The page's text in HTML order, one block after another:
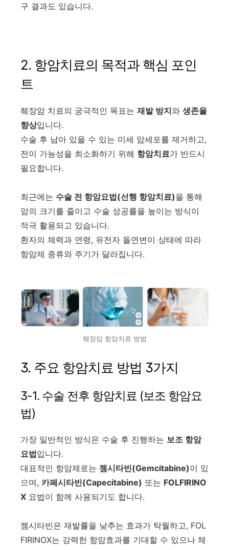
구 결과도 있습니다.
2. 항암치료의 목적과 핵심 포인
트
췌장암 치료의 궁극적인 목표는 재발 방지와 생존율
향상입니다.
수술 후 남아 있을 수 있는 미세 암세포를 제거하고,
전이 가능성을 최소화하기 위해 항암치료가 반드시
필요합니다.
최근에는 수술 전 항암요법(선행 항암치료)을 통해
암의 크기를 줄이고 수술 성공률을 높이는 방식이
적극 활용되고 있습니다.
환자의 체력과 연령, 유전자 돌연변이 상태에 따라
항암제 종류와 주기가 달라집니다.
췌장암 항암치료 방법
3. 주요 항암치료 방법 3가지
3-1. 수술 전후 항암치료 (보조 항암요
법)
가장 일반적인 방식은 수술 후 진행하는 보조 항암
요법입니다.
대표적인 항암제로는 젬시타빈(Gemcitabine)이 있
으며, 카페시타빈(Capecitabine) 또는 FOLFIRINO
X 요법이 함께 사용되기도 합니다.
젬시타빈은 재발률을 낮추는 효과가 탁월하고, FOL
FIRINOX는 강력한 항암효과를 기대할 수 있으나 체